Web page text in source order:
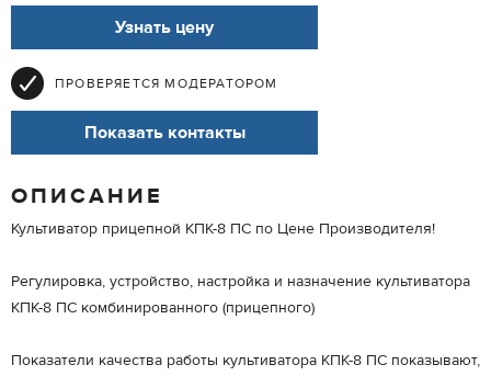
Узнать цену
ПРОВЕРЯЕТСЯ МОДЕРАТОРОМ
Показать контакты
ОПИСАНИЕ
Культиватор прицепной КПК-8 ПС по Цене Производителя!
Регулировка, устройство, настройка и назначение культиватора
КПК-8 ПС комбинированного (прицепного)
Показатели качества работы культиватора КПК-8 ПС показывают,